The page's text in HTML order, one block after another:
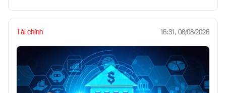
Tài chính 16:31, 08/08/2026